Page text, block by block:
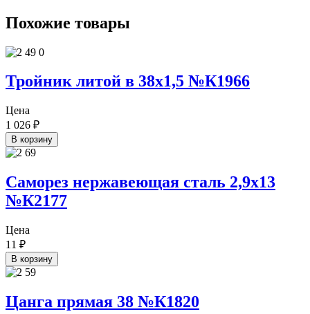
Похожие товары
Тройник литой в 38х1,5 №К1966
Цена
1 026 ₽
В корзину
Саморез нержавеющая сталь 2,9х13
№К2177
Цена
11 ₽
В корзину
Цанга прямая 38 №К1820